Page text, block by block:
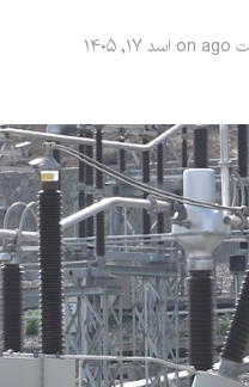
on اسد ۱۷, ۱۴۰۵